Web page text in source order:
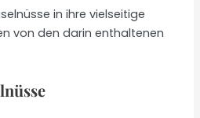
in ihre vielseitige
von den darin enthaltenen